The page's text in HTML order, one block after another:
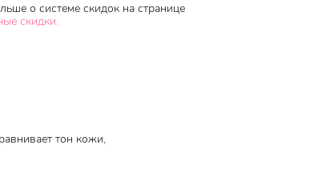
о системе скидок на странице
скидки.
тон кожи,